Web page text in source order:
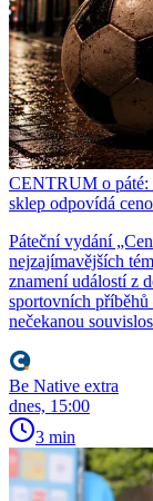
CENTRUM o páté:
sklep odpovídá
Páteční vydání
nejzajímavějších
znamení událostí z
sportovních
nečekanou
Be Native extra
dnes, 15:00
3 min